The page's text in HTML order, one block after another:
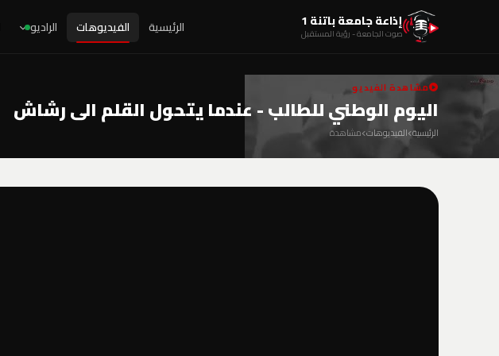
إذاعة جامعة باتنة 1
صوت الجامعة - رؤية المستقبل الرئيسية الفيديوهات الراديو
مشاهدة الفيديو
اليوم الوطني للطالب - عندما يتحول القلم الى رشاش
الرئيسية الفيديوهات مشاهدة